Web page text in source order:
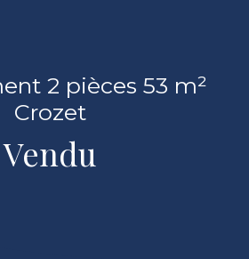
2 pièces 53 m²
Crozet
Vendu